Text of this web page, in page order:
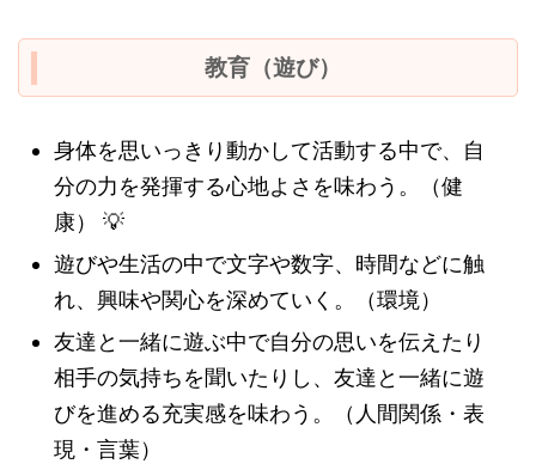
教育（遊び）
身体を思いっきり動かして活動する中で、自
分の力を発揮する心地よさを味わう。（健
康） 💡
遊びや生活の中で文字や数字、時間などに触
れ、興味や関心を深めていく。（環境）
友達と一緒に遊ぶ中で自分の思いを伝えたり
相手の気持ちを聞いたりし、友達と一緒に遊
びを進める充実感を味わう。（人間関係・表
現・言葉）